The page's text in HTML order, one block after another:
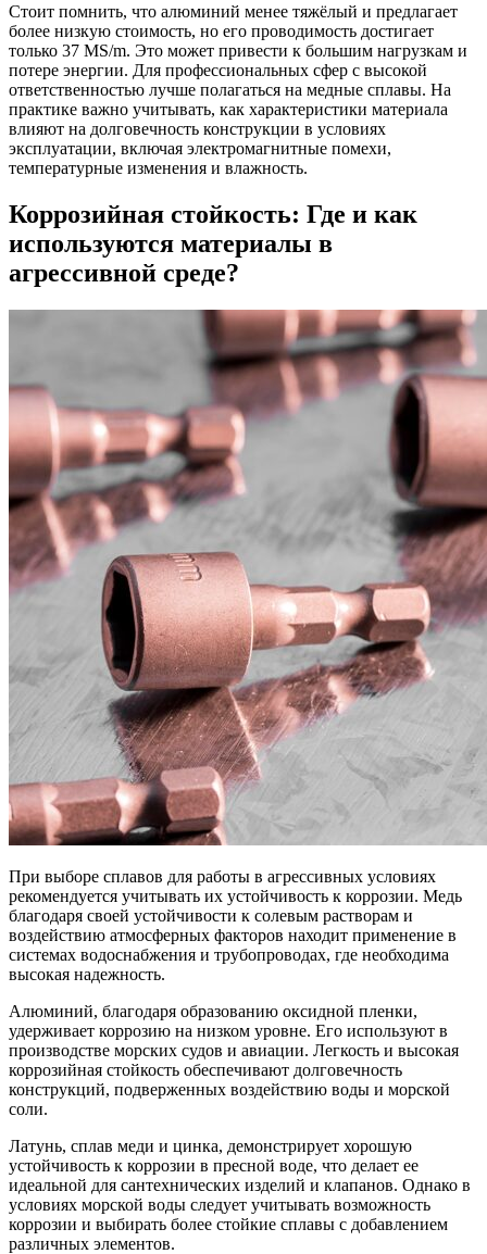
Стоит помнить, что алюминий менее тяжёлый и предлагает
более низкую стоимость, но его проводимость достигает
только 37 MS/m. Это может привести к большим нагрузкам и
потере энергии. Для профессиональных сфер с высокой
ответственностью лучше полагаться на медные сплавы. На
практике важно учитывать, как характеристики материала
влияют на долговечность конструкции в условиях
эксплуатации, включая электромагнитные помехи,
температурные изменения и влажность.
Коррозийная стойкость: Где и как
используются материалы в
агрессивной среде?
При выборе сплавов для работы в агрессивных условиях
рекомендуется учитывать их устойчивость к коррозии. Медь
благодаря своей устойчивости к солевым растворам и
воздействию атмосферных факторов находит применение в
системах водоснабжения и трубопроводах, где необходима
высокая надежность.
Алюминий, благодаря образованию оксидной пленки,
удерживает коррозию на низком уровне. Его используют в
производстве морских судов и авиации. Легкость и высокая
коррозийная стойкость обеспечивают долговечность
конструкций, подверженных воздействию воды и морской
соли.
Латунь, сплав меди и цинка, демонстрирует хорошую
устойчивость к коррозии в пресной воде, что делает ее
идеальной для сантехнических изделий и клапанов. Однако в
условиях морской воды следует учитывать возможность
коррозии и выбирать более стойкие сплавы с добавлением
различных элементов.